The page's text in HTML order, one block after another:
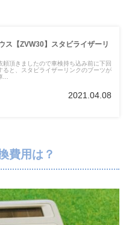
ス【ZVW30】スタビライザーリ
頼頂きましたので車検持ち込み前に下回
ると、スタビライザーリンクのブーツが
2021.04.08
費用は？